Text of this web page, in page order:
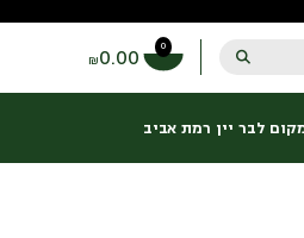
0
₪0.00
לבר יין רמת אביב